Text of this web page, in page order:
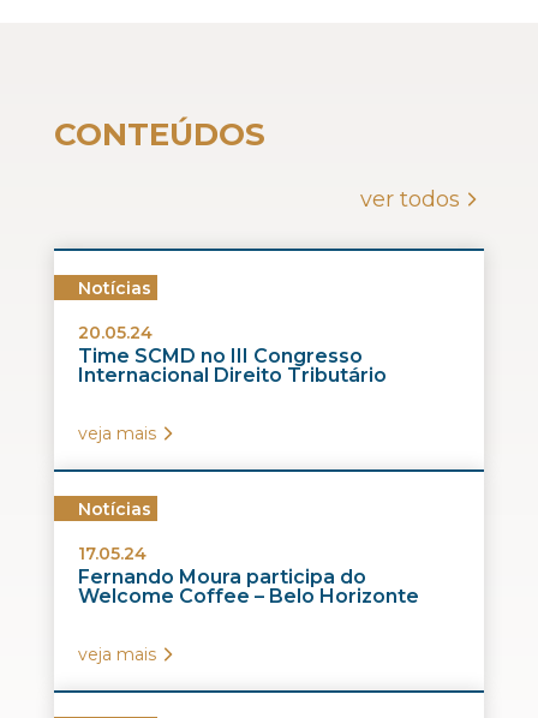
CONTEÚDOS
ver todos
Notícias
20.05.24
Time SCMD no III Congresso
Internacional Direito Tributário
veja mais
Notícias
17.05.24
Fernando Moura participa do
Welcome Coffee – Belo Horizonte
veja mais